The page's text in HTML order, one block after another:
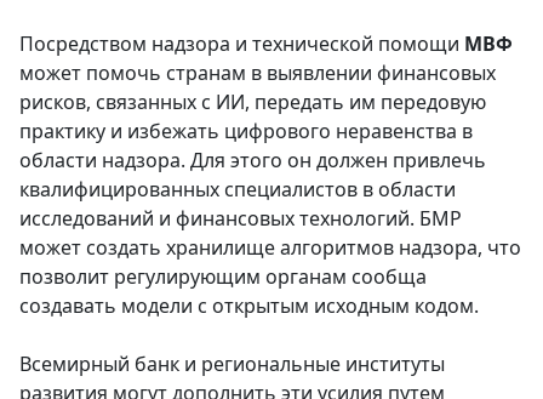
Посредством надзора и технической помощи МВФ
может помочь странам в выявлении финансовых
рисков, связанных с ИИ, передать им передовую
практику и избежать цифрового неравенства в
области надзора. Для этого он должен привлечь
квалифицированных специалистов в области
исследований и финансовых технологий. БМР
может создать хранилище алгоритмов надзора, что
позволит регулирующим органам сообща
создавать модели с открытым исходным кодом.
Всемирный банк и региональные институты
развития могут дополнить эти усилия путем